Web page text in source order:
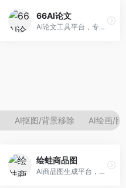
66AI论文
AI论文工具平台，专注于高质量低查重论文生成。面向大学生和研究生，提供论文写作、降重修改等服务，生成内容原创度高，查重率低。
AI抠图/背景移除 AI绘画/图
绘蛙商品图
AI商品图生成平台，支持模特换装和场景生成。面向电商卖家，提供商品上身效果展示、场景化商品图生成等服务，电商营销效果显著。